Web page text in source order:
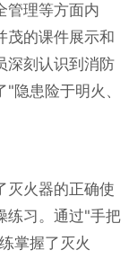
管理等方面内
茂的课件展示和
深刻认识到消防
隐患险于明火、
灭火器的正确使
练习。通过"手把
掌握了灭火